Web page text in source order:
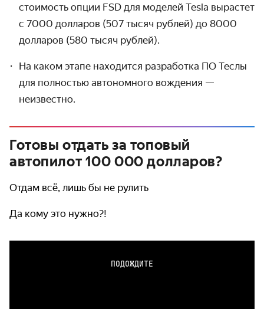
стоимость опции FSD для моделей Tesla вырастет
с 7000 долларов (507 тысяч рублей) до 8000
долларов (580 тысяч рублей).
На каком этапе находится разработка ПО Теслы
для полностью автономного вождения —
неизвестно.
Готовы отдать за топовый
автопилот 100 000 долларов?
Отдам всё, лишь бы не рулить
Да кому это нужно?!
ПОДОЖДИТЕ